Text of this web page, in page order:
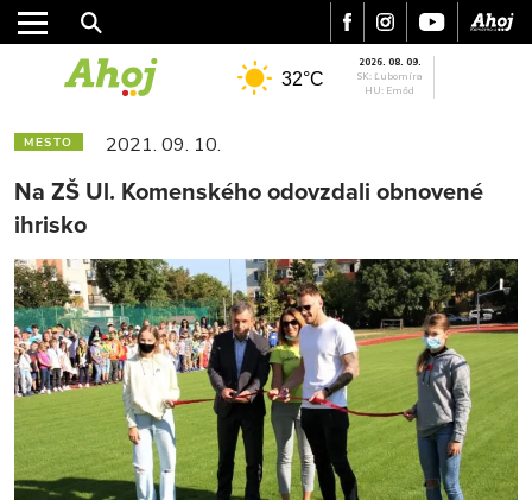
MESTO
32°C
2026. 08. 09.
SK: Ľubomíra
HU: Emőd
MESTO 2021. 09. 10.
Na ZŠ Ul. Komenského odovzdali obnovené
ihrisko